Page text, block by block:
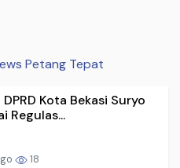
Petang Tepat
Kota Bekasi Suryo
Regulas...
18